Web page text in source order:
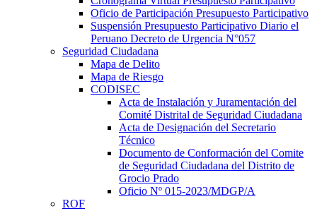
Oficio de Participación Presupuesto Participativo
Suspensión Presupuesto Participativo Diario el
Peruano Decreto de Urgencia N°057
Seguridad Ciudadana
Mapa de Delito
Mapa de Riesgo
CODISEC
Acta de Instalación y Juramentación del
Comité Distrital de Seguridad Ciudadana
Acta de Designación del Secretario
Técnico
Documento de Conformación del Comite
de Seguridad Ciudadana del Distrito de
Grocio Prado
Oficio Nº 015-2023/MDGP/A
ROF